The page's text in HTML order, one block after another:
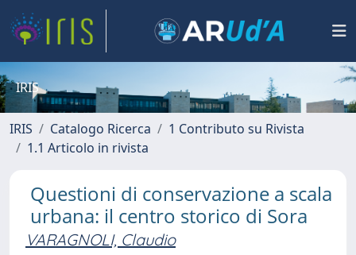
IRIS
IRIS Catalogo Ricerca
1 Contributo su Rivista
1.1 Articolo in rivista
Questioni di conservazione a scala
urbana: il centro storico di Sora
VARAGNOLI, Claudio